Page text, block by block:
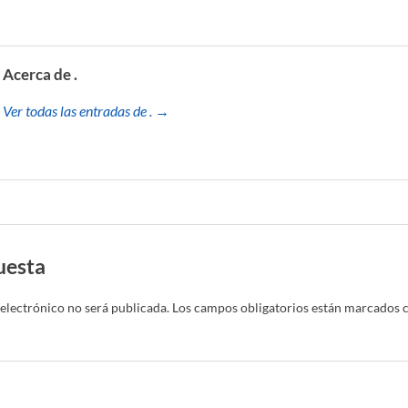
Acerca de .
Ver todas las entradas de . →
no será publicada. Los campos obligatorios están marcados